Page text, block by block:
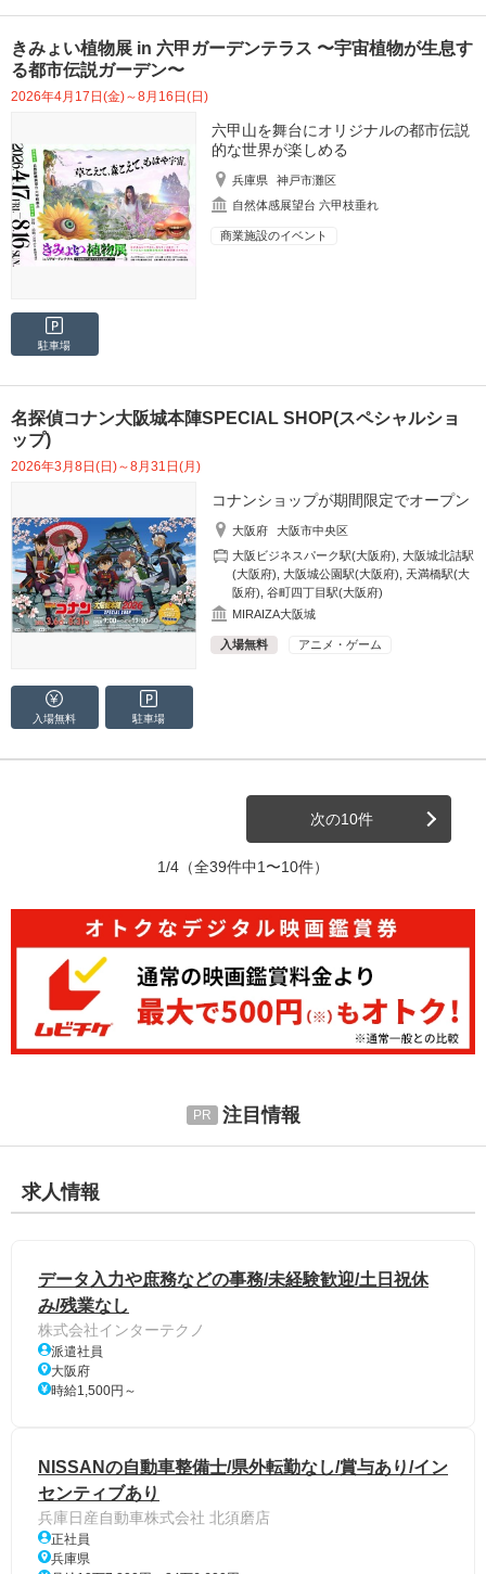
きみょい植物展 in 六甲ガーデンテラス 〜宇宙植物が生息す
る都市伝説ガーデン〜
2026年4月17日(金)～8月16日(日)
六甲山を舞台にオリジナルの都市伝説
的な世界が楽しめる
兵庫県
神戸市灘区
自然体感展望台 六甲枝垂れ
商業施設のイベント
駐車場
名探偵コナン大阪城本陣SPECIAL SHOP(スペシャルショ
ップ)
2026年3月8日(日)～8月31日(月)
コナンショップが期間限定でオープン
大阪府
大阪市中央区
大阪ビジネスパーク駅(大阪府) ,大阪城北詰駅
(大阪府) ,大阪城公園駅(大阪府)
天満橋駅(大
阪府) ,谷町四丁目駅(大阪府)
MIRAIZA大阪城
入場無料 アニメ・ゲーム
入場無料 駐車場
次の10件
1/4 （全39件中1〜10件）
注目情報
求人情報
データ入力や庶務などの事務/未経験歓迎/土日祝休
み/残業なし
株式会社インターテクノ
派遣社員
大阪府
時給1,500円～
NISSANの自動車整備士/県外転勤なし/賞与あり/イン
センティブあり
兵庫日産自動車株式会社 北須磨店
正社員
兵庫県